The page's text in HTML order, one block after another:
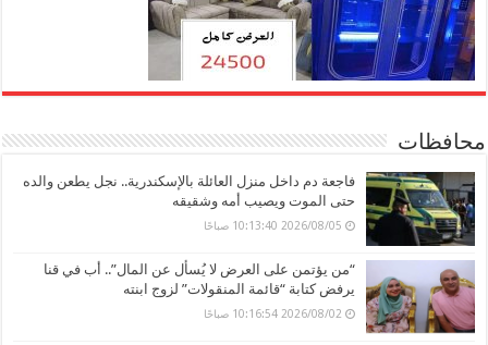
محافظات
فاجعة دم داخل منزل العائلة بالإسكندرية.. نجل يطعن والده
حتى الموت ويصيب أمه وشقيقه
2026/08/05 10:13:40 صباحًا
“من يؤتمن على العرض لا يُسأل عن المال”.. أب في قنا
يرفض كتابة “قائمة المنقولات” لزوج ابنته
2026/08/02 10:16:54 صباحًا